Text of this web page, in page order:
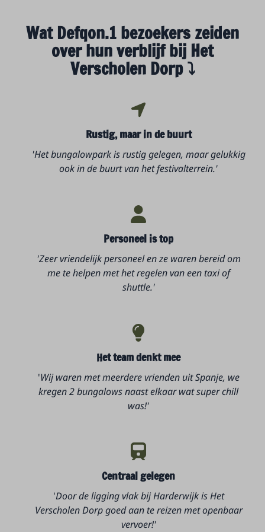
Wat Defqon.1 bezoekers zeiden
over hun verblijf bij Het
Verscholen Dorp ⤵
Rustig, maar in de buurt
'Het bungalowpark is rustig gelegen, maar gelukkig
ook in de buurt van het festivalterrein.'
Personeel is top
'Zeer vriendelijk personeel en ze waren bereid om
me te helpen met het regelen van een taxi of
shuttle.'
Het team denkt mee
'Wij waren met meerdere vrienden uit Spanje, we
kregen 2 bungalows naast elkaar wat super chill
was!'
Centraal gelegen
'Door de ligging vlak bij Harderwijk is Het
Verscholen Dorp goed aan te reizen met openbaar
vervoer!'